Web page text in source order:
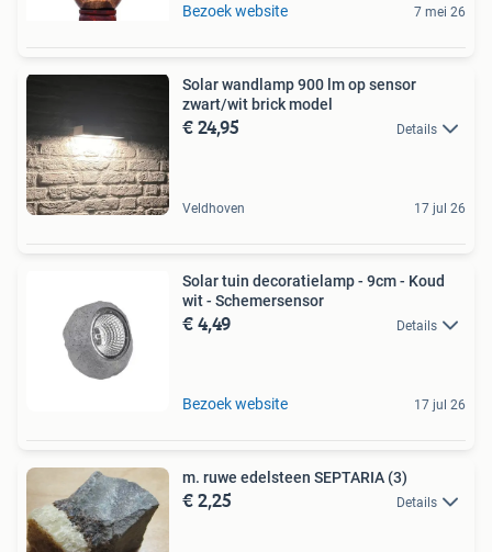
Bezoek website 7 mei 26
Solar wandlamp 900 lm op sensor
zwart/wit brick model
€ 24,95 Details
Veldhoven 17 jul 26
Solar tuin decoratielamp - 9cm - Koud
wit - Schemersensor
€ 4,49 Details
Bezoek website 17 jul 26
m. ruwe edelsteen SEPTARIA (3)
€ 2,25 Details